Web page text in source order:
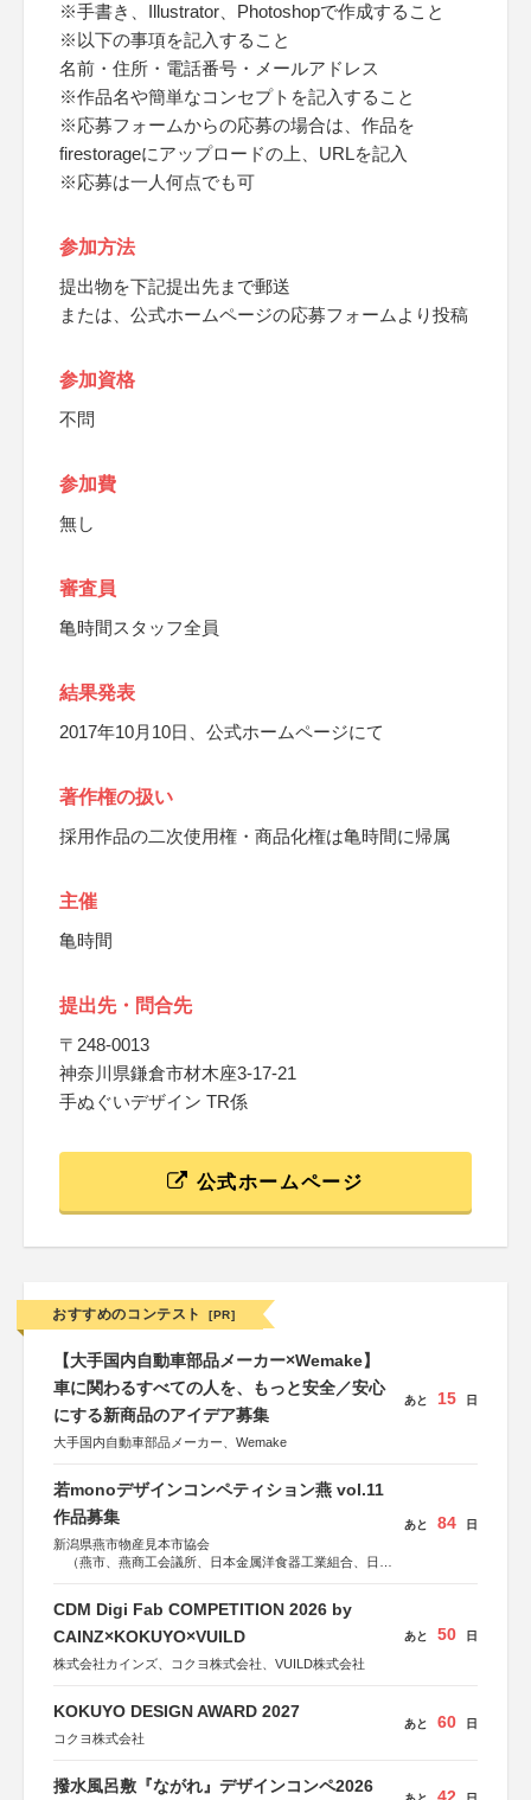
※手書き、Illustrator、Photoshopで作成すること
※以下の事項を記入すること
名前・住所・電話番号・メールアドレス
※作品名や簡単なコンセプトを記入すること
※応募フォームからの応募の場合は、作品を
firestorageにアップロードの上、URLを記入
※応募は一人何点でも可
参加方法
提出物を下記提出先まで郵送
または、公式ホームページの応募フォームより投稿
参加資格
不問
参加費
無し
審査員
亀時間スタッフ全員
結果発表
2017年10月10日、公式ホームページにて
著作権の扱い
採用作品の二次使用権・商品化権は亀時間に帰属
主催
亀時間
提出先・問合先
〒248-0013
神奈川県鎌倉市材木座3-17-21
手ぬぐいデザイン TR係
公式ホームページ
おすすめのコンテスト [PR]
【大手国内自動車部品メーカー×Wemake】
車に関わるすべての人を、もっと安全／安心
にする新商品のアイデア募集
大手国内自動車部品メーカー、Wemake
あと 15 日
若monoデザインコンペティション燕 vol.11
作品募集
新潟県燕市物産見本市協会
（燕市、燕商工会議所、日本金属洋食器工業組合、日本
あと 84 日
CDM Digi Fab COMPETITION 2026 by
CAINZ×KOKUYO×VUILD
株式会社カインズ、コクヨ株式会社、VUILD株式会社
あと 50 日
KOKUYO DESIGN AWARD 2027
コクヨ株式会社
あと 60 日
撥水風呂敷『ながれ』デザインコンペ2026